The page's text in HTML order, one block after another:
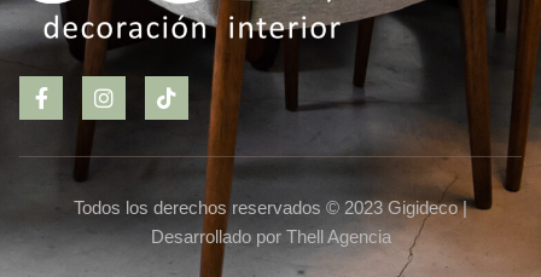
Todos los derechos reservados © 2023 Gigideco |
Desarrollado por Thell Agencia